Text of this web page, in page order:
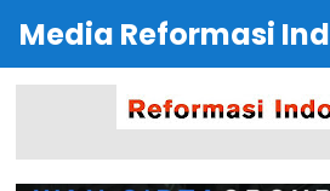
Media Reformasi